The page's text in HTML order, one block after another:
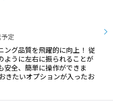
定
ング品質を飛躍的に向上！ 従
ように左右に振られることが
安全、簡単に操作ができま
きたいオプションが入ったお